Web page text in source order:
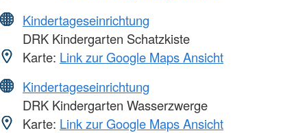
Kindertageseinrichtung
DRK Kindergarten Schatzkiste
Karte: Link zur Google Maps Ansicht
Kindertageseinrichtung
DRK Kindergarten Wasserzwerge
Karte: Link zur Google Maps Ansicht